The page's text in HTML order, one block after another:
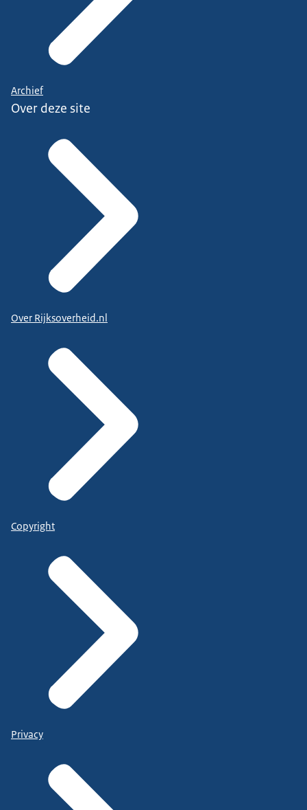
Archief
Over deze site
Over Rijksoverheid.nl
Copyright
Privacy